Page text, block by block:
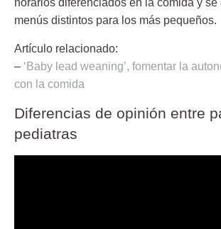
horarios diferenciados en la comida y
menús distintos para los más pequeños.
Artículo relacionado:
– ‘Baby lead weaning’, fomentar la
con la comida
Diferencias de opinión entre
pediatras